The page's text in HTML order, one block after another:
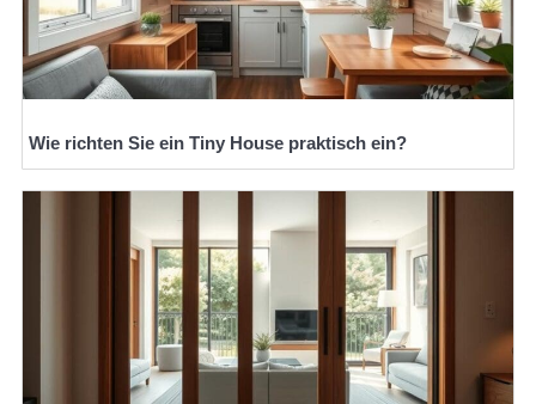
Wie richten Sie ein Tiny House praktisch ein?